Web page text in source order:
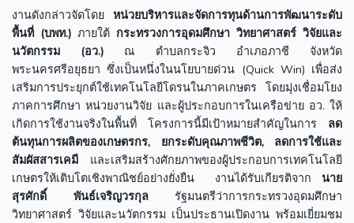
งานดังกล่าวจัดโดย หน่วยบริหารและจัดการทุนด้านการพัฒนาระดับ
พื้นที่ (บพท.) ภายใต้ กระทรวงการอุดมศึกษา วิทยาศาสตร์ วิจัยและ
นวัตกรรม (อว.) ณ ตำบลกระจิว อำเภอภาชี จังหวัด
พระนครศรีอยุธยา ซึ่งเป็นหนึ่งในนโยบายด่วน (Quick Win) เพื่อส่ง
เสริมการประยุกต์ใช้เทคโนโลยีโดรนในภาคเกษตร โดยมุ่งเชื่อมโยง
ภาคการศึกษา หน่วยงานวิจัย และผู้ประกอบการในเครือข่าย อว. ให้
เกิดการใช้งานจริงในพื้นที่ โครงการนี้มีเป้าหมายสำคัญในการ ลด
ต้นทุนการผลิตของเกษตรกร, ยกระดับคุณภาพชีวิต, ลดการใช้และ
สัมผัสสารเคมี และเสริมสร้างศักยภาพของผู้ประกอบการเทคโนโลยี
เกษตรให้เติบโตเชิงพาณิชย์อย่างยั่งยืน งานได้รับเกียรติจาก นาย
สุรศักดิ์ พันธ์เจริญวรกุลรัฐมนตรีว่าการกระทรวงอุดมศึกษา
วิทยาศาสตร์ วิจัยและนวัตกรรม เป็นประธานเปิดงาน พร้อมเยี่ยมชม